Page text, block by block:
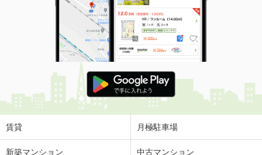
賃貸 月極駐車場
新築マンション 中古マンション